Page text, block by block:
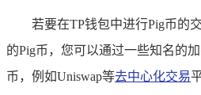
若要在TP钱包中进行Pig币的
的Pig币，您可以通过一些知名的
币，例如Uniswap等去中心化交易